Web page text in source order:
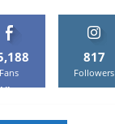
Fans
Like
817
Followers